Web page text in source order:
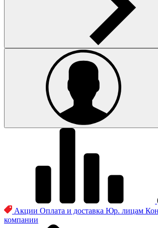
Акции Оплата и доставка Юр. лицам
компании